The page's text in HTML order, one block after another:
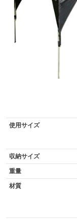
使用サイズ
収納サイズ
重量
材質